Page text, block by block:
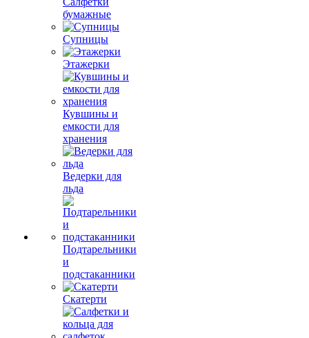
бумажные
Супницы
Этажерки
Кувшины и
емкости для
хранения
Ведерки для
льда
Подтарельники
и
подстаканники
Скатерти